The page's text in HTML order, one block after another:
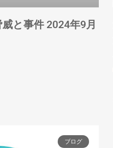
と事件 2024年9月
ブログ